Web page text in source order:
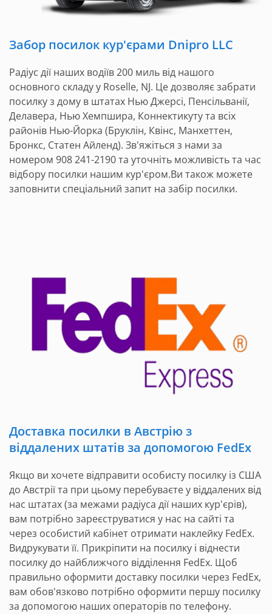
Забор посилок кур'єрами Dnipro LLC
Радіус дії наших водіїв 200 миль від нашого
основного складу у Roselle, NJ. Це дозволяє забрати
посилку з дому в штатах Нью Джерсі, Пенсільванії,
Делавера, Нью Хемпшира, Коннектикуту та всіх
районів Нью-Йорка (Бруклін, Квінс, Манхеттен,
Бронкс, Статен Айленд). Зв'яжіться з нами за
номером 908 241-2190 та уточніть можливість та час
відбору посилки нашим кур'єром.Ви також можете
заповнити спеціальний запит на забір посилки.
Доставка посилки в Австрію з
віддалених штатів за допомогою FedEx
Якщо ви хочете відправити особисту посилку із США
до Австрії та при цьому перебуваєте у віддалених від
нас штатах (за межами радіуса дії наших кур'єрів),
вам потрібно зареєструватися у нас на сайті та
через особистий кабінет отримати наклейку FedEx.
Видрукувати її. Прикріпити на посилку і віднести
посилку до найближчого відділення FedEx. Щоб
правильно оформити доставку посилки через FedEx,
вам обов'язково потрібно оформити першу посилку
за допомогою наших операторів по телефону.